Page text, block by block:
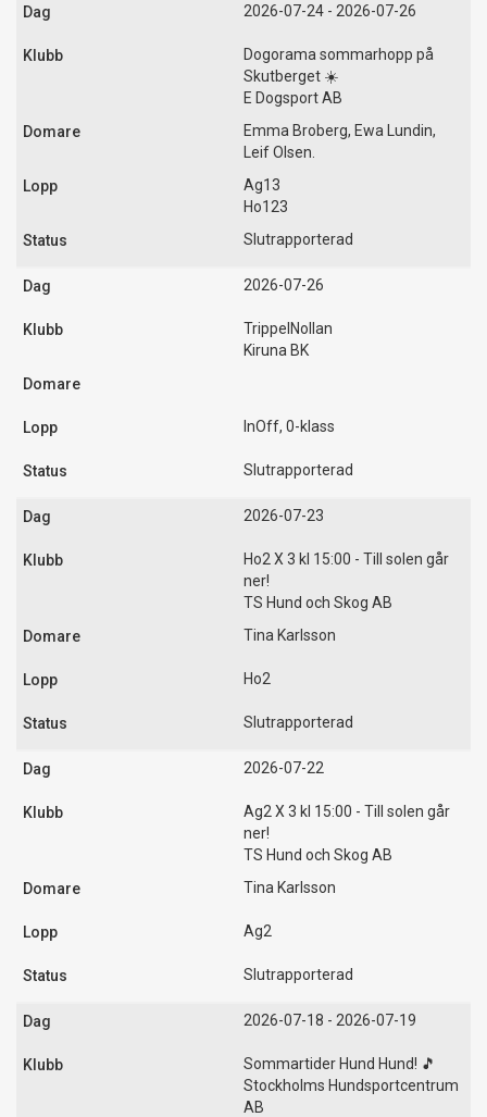
2026-07-24 - 2026-07-26
Dogorama sommarhopp på
Skutberget ☀️
E Dogsport AB
Emma Broberg, Ewa Lundin,
Leif Olsen.
Ag13
Ho123
Slutrapporterad
2026-07-26
TrippelNollan
Kiruna BK
InOff, 0-klass
Slutrapporterad
2026-07-23
Ho2 X 3 kl 15:00 - Till solen går
ner!
TS Hund och Skog AB
Tina Karlsson
Ho2
Slutrapporterad
2026-07-22
Ag2 X 3 kl 15:00 - Till solen går
ner!
TS Hund och Skog AB
Tina Karlsson
Ag2
Slutrapporterad
2026-07-18 - 2026-07-19
Sommartider Hund Hund! 🎵
Stockholms Hundsportcentrum
AB